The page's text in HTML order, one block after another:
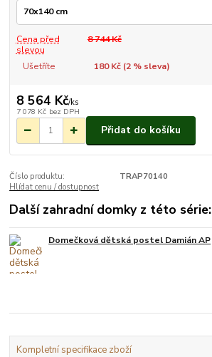
Cena před
slevou
8 744 Kč
Ušetříte 180 Kč (2% sleva)
8 564 Kč/ks
7 078 Kč bez DPH
Přidat do košíku
Číslo produktu:
TRAP70140
Hlídat cenu / dostupnost
Další zahradní domky z této série:
Domečková dětská postel Damián AP
Kompletní specifikace zboží